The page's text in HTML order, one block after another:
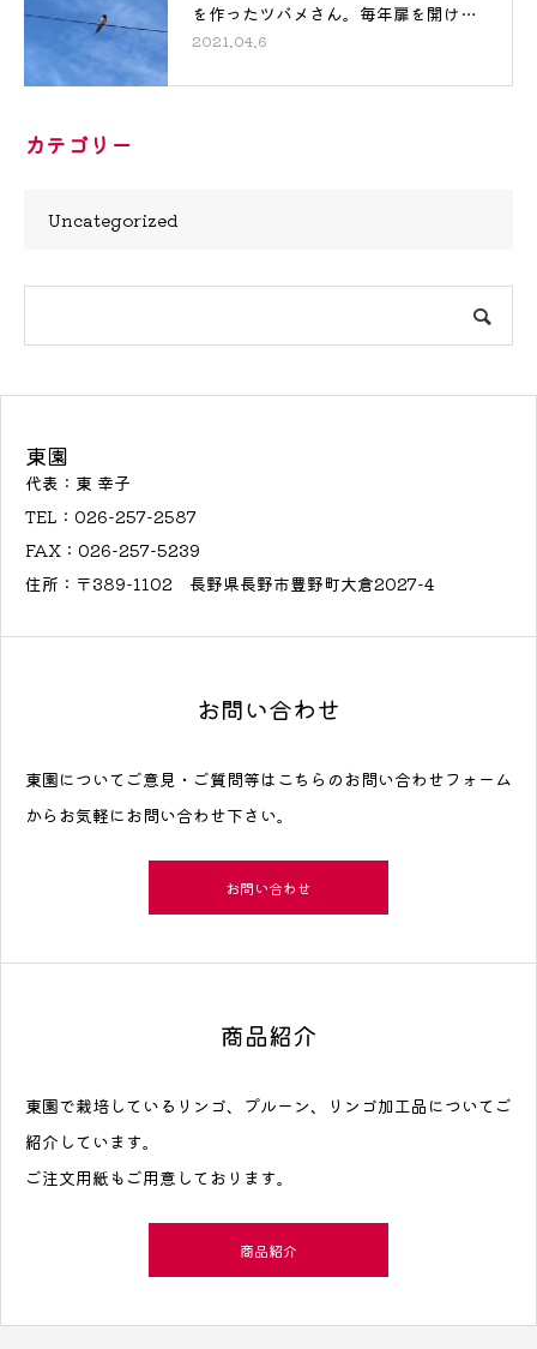
を作ったツバメさん。毎年扉を開け…
2021.04.6
カテゴリー
Uncategorized
東園
代表：東 幸子
TEL：026-257-2587
FAX：026-257-5239
住所：〒389-1102 長野県長野市豊野町大倉2027-4
お問い合わせ
東園についてご意見・ご質問等はこちらのお問い合わせフォーム
からお気軽にお問い合わせ下さい。
お問い合わせ
商品紹介
東園で栽培しているリンゴ、プルーン、リンゴ加工品についてご
紹介しています。
ご注文用紙もご用意しております。
商品紹介